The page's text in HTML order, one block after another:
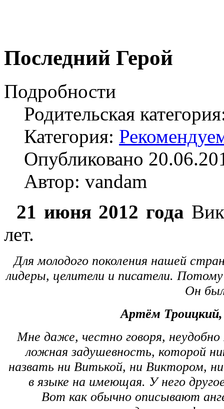
Последний Герой
Подробности
Родительская
Категория:
Опубликовано
Автор: vandam
21 июня 2012 года
лет.
Для молодого поколения нашей
лидеры, целители и писатели.
Он
Артём
Мне даже, честно говоря,
ложная задушевность, которой
назвать ни Витькой, ни Виктором,
в языке на имеющая. У него
Вот как обычно описывают